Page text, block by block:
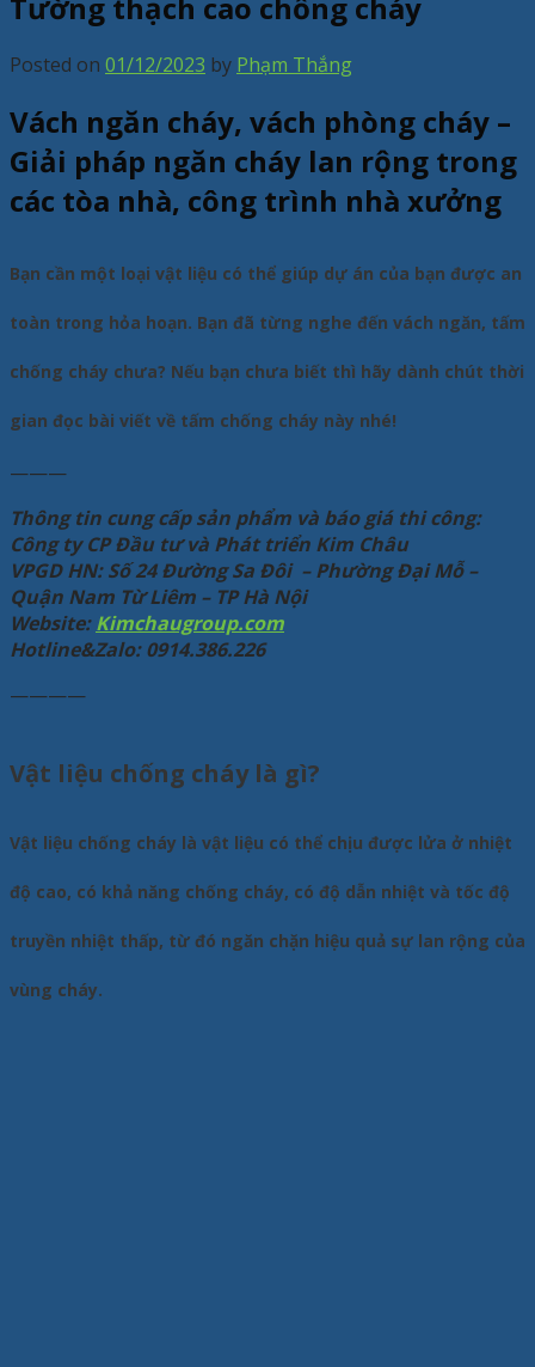
Posted on 01/12/2023 by Phạm Thắng
Vách ngăn cháy, vách phòng cháy –
Giải pháp ngăn cháy lan rộng trong
các tòa nhà, công trình nhà xưởng
Bạn cần một loại vật liệu có thể giúp dự án của bạn được an
toàn trong hỏa hoạn. Bạn đã từng nghe đến vách ngăn, tấm
chống cháy chưa? Nếu bạn chưa biết thì hãy dành chút thời
gian đọc bài viết về tấm chống cháy này nhé!
———
Thông tin cung cấp sản phẩm và báo giá thi công:
Công ty CP Đầu tư và Phát triển Kim Châu
VPGD HN: Số 24 Đường Sa Đôi – Phường Đại Mỗ –
Quận Nam Từ Liêm – TP Hà Nội
Website:Kimchaugroup.com
Hotline&Zalo: 0914.386.226
————
Vật liệu chống cháy là gì?
Vật liệu chống cháy là vật liệu có thể chịu được lửa ở nhiệt
độ cao, có khả năng chống cháy, có độ dẫn nhiệt và tốc độ
truyền nhiệt thấp, từ đó ngăn chặn hiệu quả sự lan rộng của
vùng cháy.